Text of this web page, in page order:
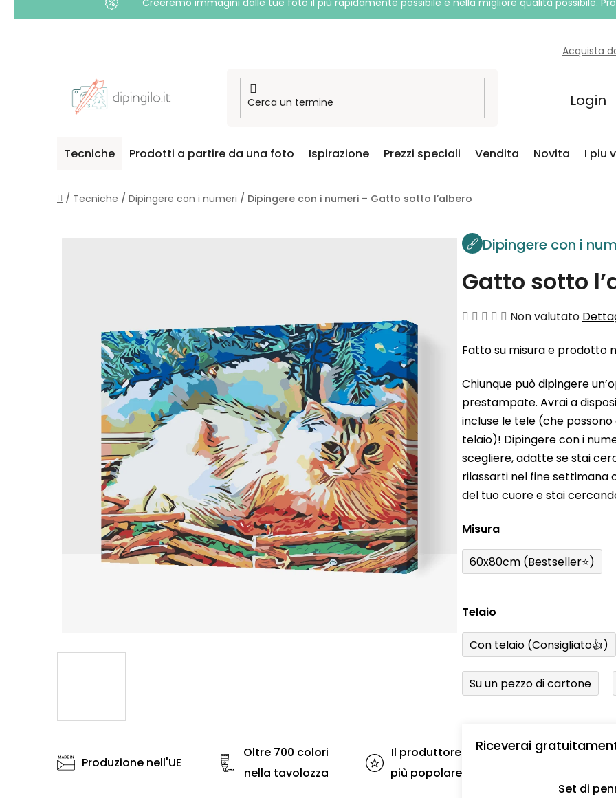
Creeremo immagini dalle tue foto il più rapidamente possibile e nella migliore qualità possibile.
Acquista
Login
Tecniche Prodotti a partire da una foto Ispirazione Prezzi speciali Vendita Novita I piu
Casa
/ Tecniche / Dipingere con i numeri / Dipingere con i numeri – Gatto sotto l’albero
Dipingere con i
Gatto sotto
La
media
prodotto
è
0,0
su
5
stelle.
Non valutato
Fatto su misura e prodotto
Chiunque può dipingere
prestampate. Avrai a
incluse le tele (che
telaio)! Dipingere con i
scegliere, adatte se stai
rilassarti nel fine settimana
del tuo cuore e stai
Misura
60x80cm (Bestseller⭐)
Telaio
Con telaio (Consigliato👍)
Su un pezzo di cartone
Riceverai
Set di
Produzione nell'UE
Oltre 700 colori
nella tavolozza
Il produttore
più popolare